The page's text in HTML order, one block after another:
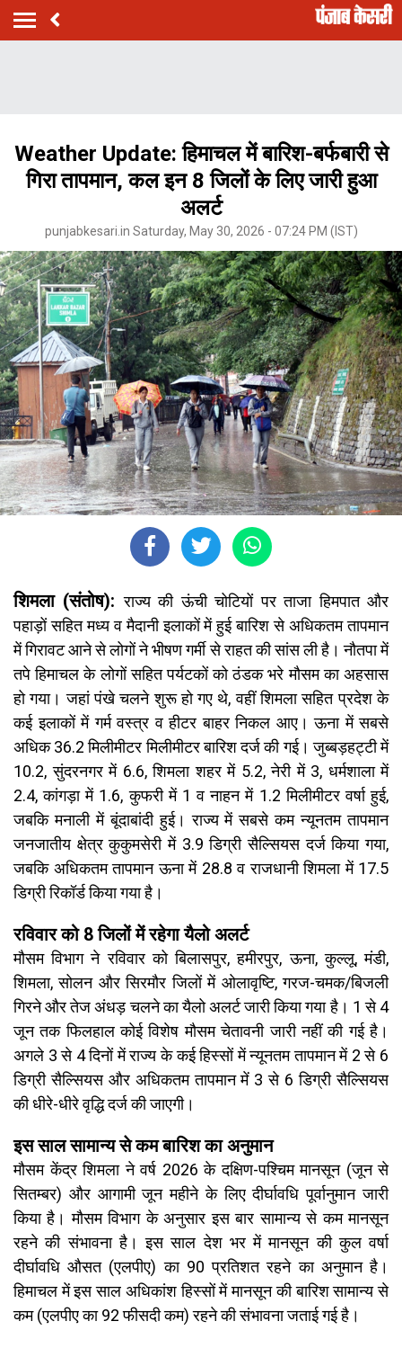
Weather Update: हिमाचल में बारिश-बर्फबारी से
गिरा तापमान, कल इन 8 जिलों के लिए जारी हुआ
अलर्ट
punjabkesari.in Saturday, May 30, 2026 - 07:24 PM (IST)
शिमला (संतोष):राज्य की ऊंची चोटियों पर ताजा हिमपात और
पहाड़ों सहित मध्य व मैदानी इलाकों में हुई बारिश से अधिकतम तापमान
में गिरावट आने से लोगों ने भीषण गर्मी से राहत की सांस ली है। नौतपा में
तपे हिमाचल के लोगों सहित पर्यटकों को ठंडक भरे मौसम का अहसास
हो गया। जहां पंखे चलने शुरू हो गए थे, वहीं शिमला सहित प्रदेश के
कई इलाकों में गर्म वस्त्र व हीटर बाहर निकल आए। ऊना में सबसे
अधिक 36.2 मिलीमीटर मिलीमीटर बारिश दर्ज की गई। जुब्बड़हट्टी में
10.2, सुंदरनगर में 6.6, शिमला शहर में 5.2, नेरी में 3, धर्मशाला में
2.4, कांगड़ा में 1.6, कुफरी में 1 व नाहन में 1.2 मिलीमीटर वर्षा हुई,
जबकि मनाली में बूंदाबांदी हुई। राज्य में सबसे कम न्यूनतम तापमान
जनजातीय क्षेत्र कुकुमसेरी में 3.9 डिग्री सैल्सियस दर्ज किया गया,
जबकि अधिकतम तापमान ऊना में 28.8 व राजधानी शिमला में 17.5
डिग्री रिकॉर्ड किया गया है।
रविवार को 8 जिलों में रहेगा यैलो अलर्ट
मौसम विभाग ने रविवार को बिलासपुर, हमीरपुर, ऊना, कुल्लू, मंडी,
शिमला, सोलन और सिरमौर जिलों में ओलावृष्टि, गरज-चमक/बिजली
गिरने और तेज अंधड़ चलने का यैलो अलर्ट जारी किया गया है। 1 से 4
जून तक फिलहाल कोई विशेष मौसम चेतावनी जारी नहीं की गई है।
अगले 3 से 4 दिनों में राज्य के कई हिस्सों में न्यूनतम तापमान में 2 से 6
डिग्री सैल्सियस और अधिकतम तापमान में 3 से 6 डिग्री सैल्सियस
की धीरे-धीरे वृद्धि दर्ज की जाएगी।
इस साल सामान्य से कम बारिश का अनुमान
मौसम केंद्र शिमला ने वर्ष 2026 के दक्षिण-पश्चिम मानसून (जून से
सितम्बर) और आगामी जून महीने के लिए दीर्घावधि पूर्वानुमान जारी
किया है। मौसम विभाग के अनुसार इस बार सामान्य से कम मानसून
रहने की संभावना है। इस साल देश भर में मानसून की कुल वर्षा
दीर्घावधि औसत (एलपीए) का 90 प्रतिशत रहने का अनुमान है।
हिमाचल में इस साल अधिकांश हिस्सों में मानसून की बारिश सामान्य से
कम (एलपीए का 92 फीसदी कम) रहने की संभावना जताई गई है।